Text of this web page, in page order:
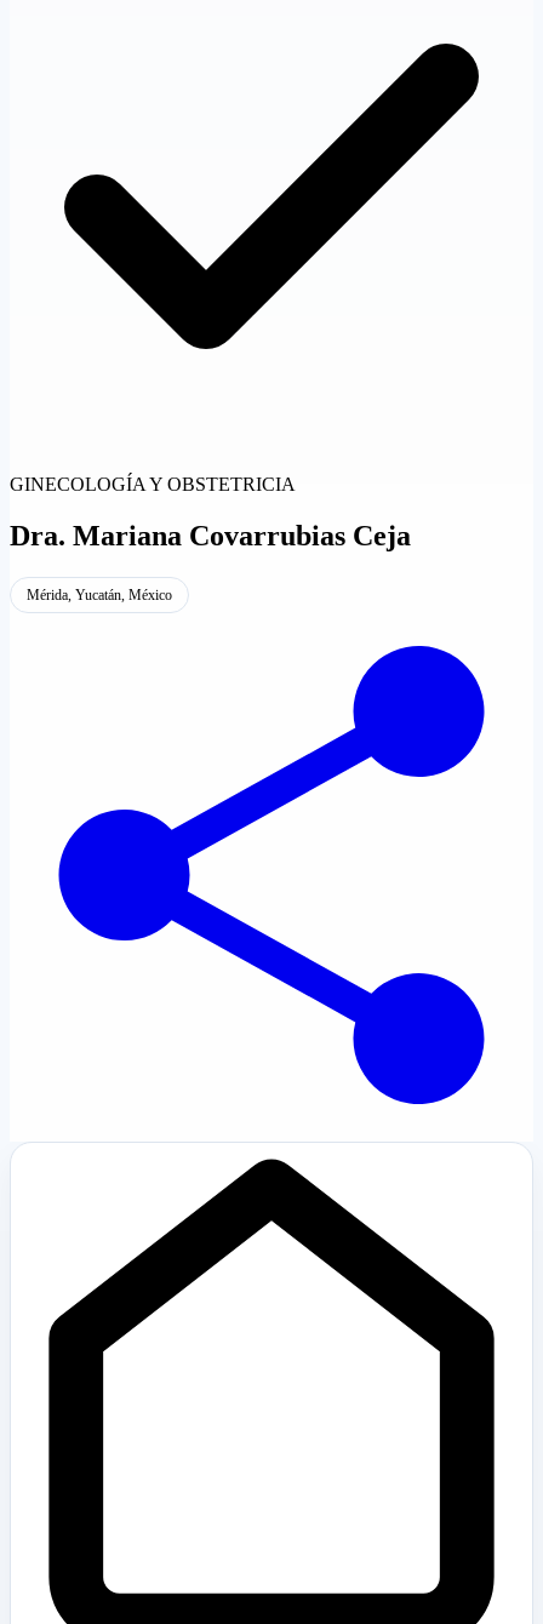
GINECOLOGÍA Y OBSTETRICIA
Dra. Mariana Covarrubias Ceja
Mérida, Yucatán, México